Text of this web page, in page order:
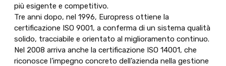
più esigente e competitivo.
Tre anni dopo, nel 1996, Europress ottiene la
certificazione ISO 9001, a conferma di un sistema qualità
solido, tracciabile e orientato al miglioramento continuo.
Nel 2008 arriva anche la certificazione ISO 14001, che
riconosce l’impegno concreto dell’azienda nella gestione